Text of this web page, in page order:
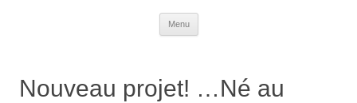
Menu
Nouveau projet! …Né au